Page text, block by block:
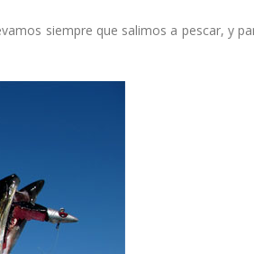
siempre que salimos a pescar, y